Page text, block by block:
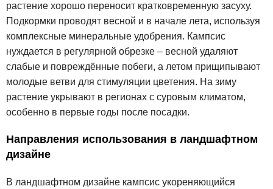
растение хорошо переносит кратковременную засуху.
Подкормки проводят весной и в начале лета, используя
комплексные минеральные удобрения. Кампсис
нуждается в регулярной обрезке – весной удаляют
слабые и повреждённые побеги, а летом прищипывают
молодые ветви для стимуляции цветения. На зиму
растение укрывают в регионах с суровым климатом,
особенно в первые годы после посадки.
Направления использования в ландшафтном
дизайне
В ландшафтном дизайне кампсис укореняющийся